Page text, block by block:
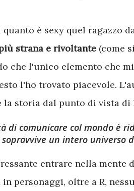
è sexy quel ragazzo
strana e rivoltante (come
che l'unico elemento che
l'ho trovato piacevole.
la storia dal punto di vista di
di comunicare col mondo è
un intero universo
entrare nella mente
personaggi, oltre a R,